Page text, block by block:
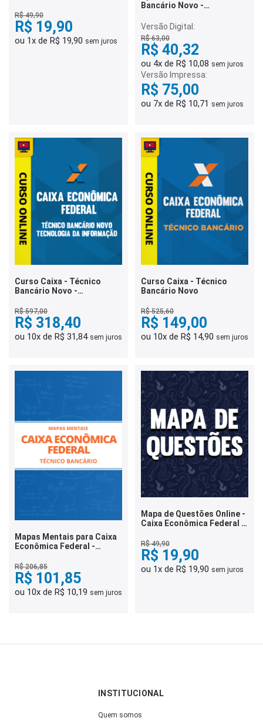
R$ 49,90
R$ 19,90
ou 1x de R$ 19,90 sem juros
Bancário Novo -
Versão Digital:
R$ 63,00
R$ 40,32
ou 4x de R$ 10,08 sem juros
Versão Impressa:
R$ 75,00
ou 7x de R$ 10,71 sem juros
Curso Caixa - Técnico
Bancário Novo -
R$ 597,00
R$ 318,40
ou 10x de R$ 31,84 sem juros
Curso Caixa - Técnico
Bancário Novo
R$ 525,60
R$ 149,00
ou 10x de R$ 14,90 sem juros
Mapas Mentais para Caixa
Econômica Federal -
R$ 206,85
R$ 101,85
ou 10x de R$ 10,19 sem juros
Mapa de Questões Online -
Caixa Econômica Federal -
Questões
R$ 49,90
R$ 19,90
ou 1x de R$ 19,90 sem juros
INSTITUCIONAL
Quem somos